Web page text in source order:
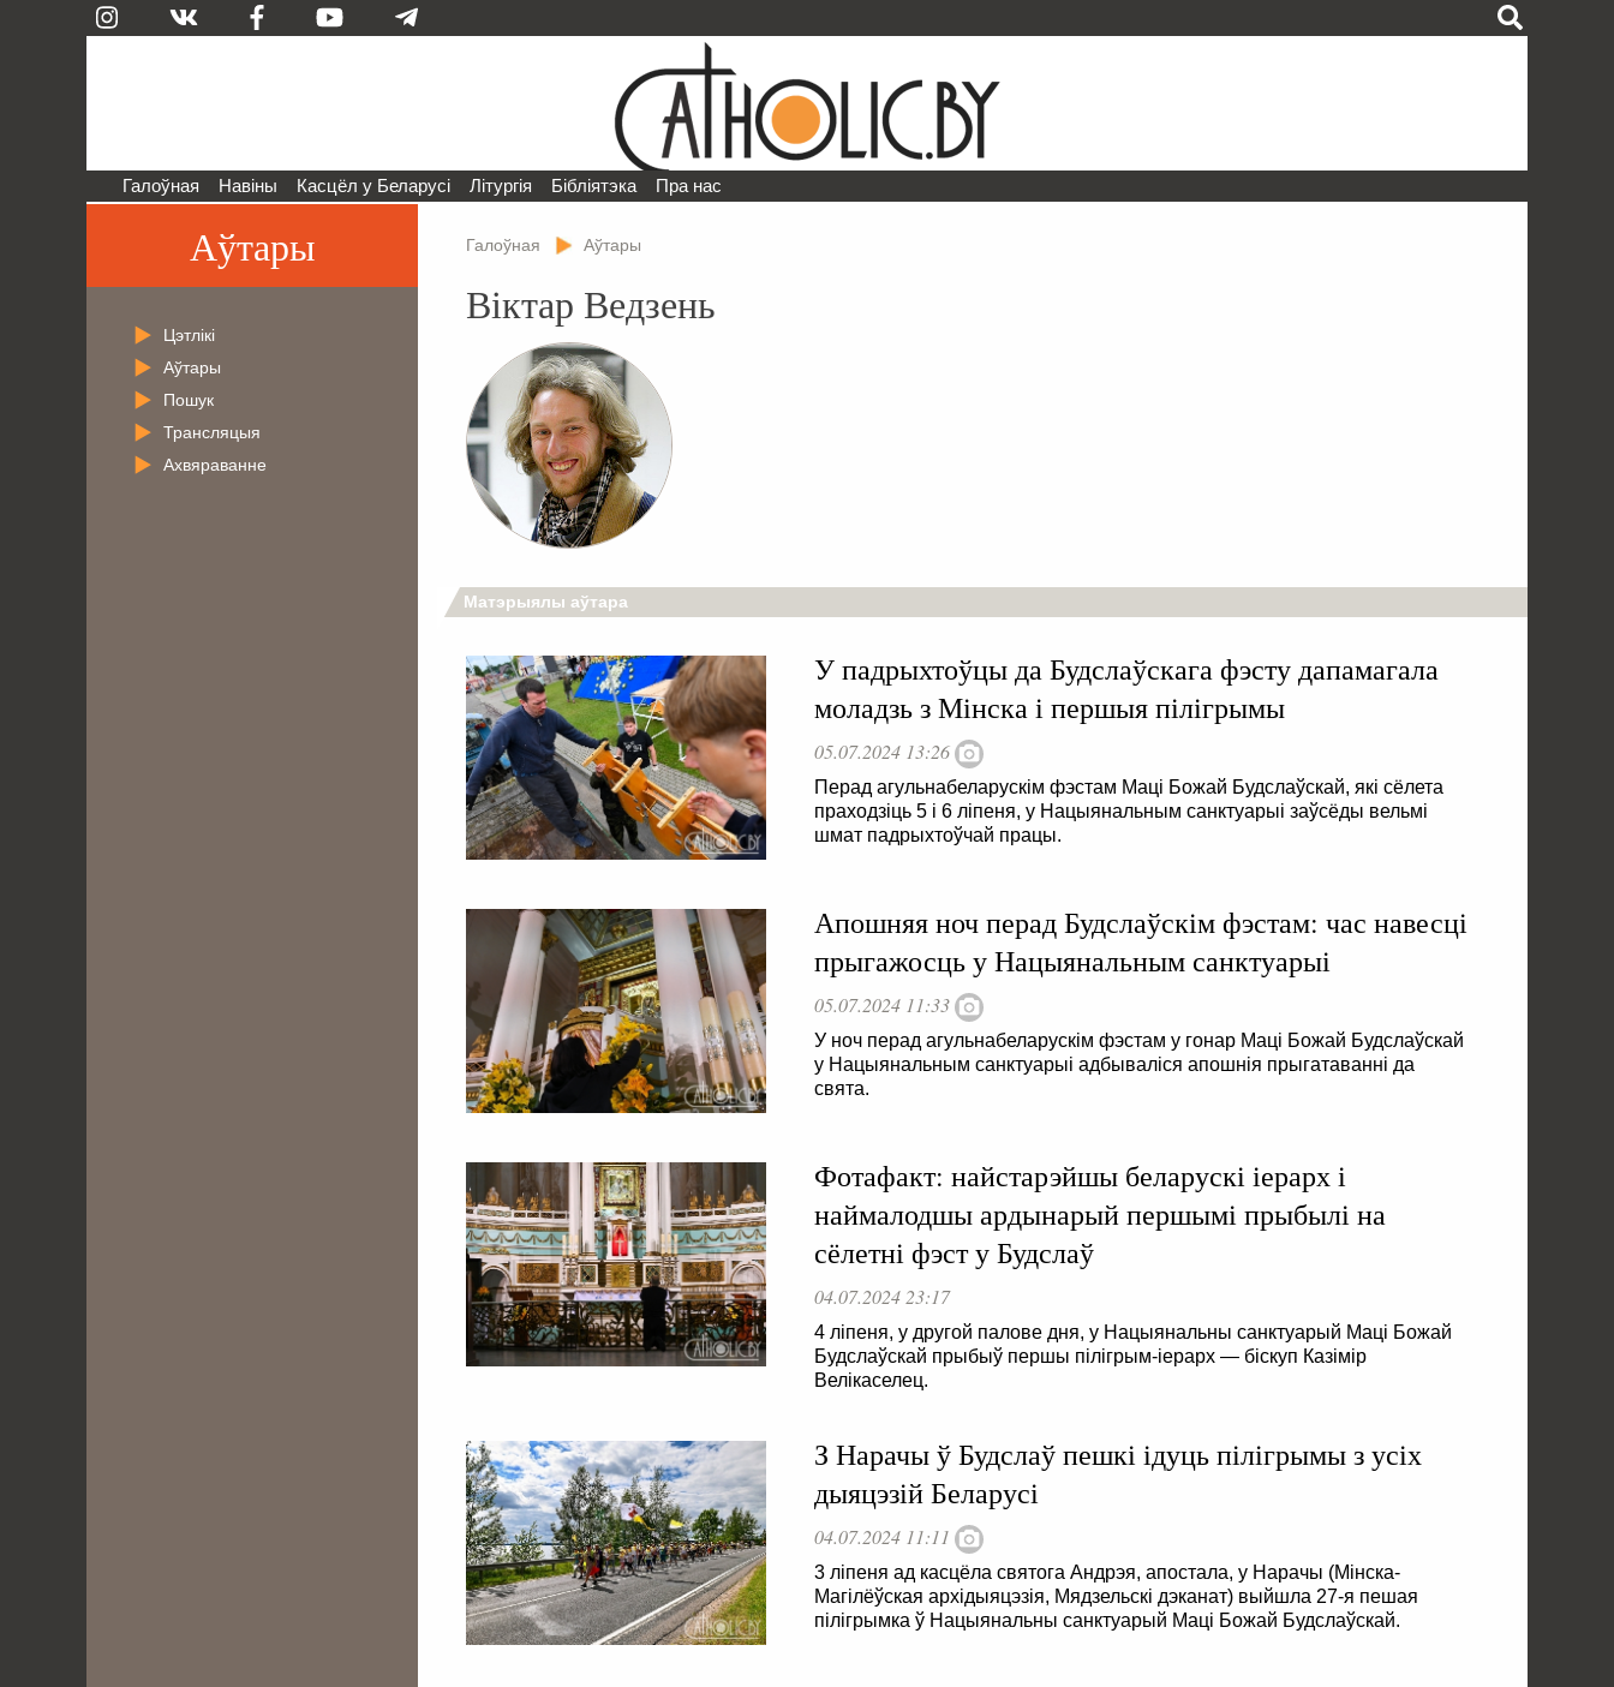
Галоўная Навіны Касцёл у Беларусі Літургія Бібліятэка Пра нас
Галоўная Аўтары
Віктар Ведзень
Матэрыялы аўтара
У падрыхтоўцы да Будслаўскага фэсту дапамагала
моладзь з Мінска і першыя пілігрымы
05.07.2024 13:26
Перад агульнабеларускім фэстам Маці Божай Будслаўскай, які сёлета
праходзіць 5 і 6 ліпеня, у Нацыянальным санктуарыі заўсёды вельмі
шмат падрыхтоўчай працы.
Апошняя ноч перад Будслаўскім фэстам: час навесці
прыгажосць у Нацыянальным санктуарыі
05.07.2024 11:33
У ноч перад агульнабеларускім фэстам у гонар Маці Божай Будслаўскай
у Нацыянальным санктуарыі адбываліся апошнія прыгатаванні да
свята.
Фотафакт: найстарэйшы беларускі іерарх і
наймалодшы ардынарый першымі прыбылі на
сёлетні фэст у Будслаў
04.07.2024 23:17
4 ліпеня, у другой палове дня, у Нацыянальны санктуарый Маці Божай
Будслаўскай прыбыў першы пілігрым-іерарх — біскуп Казімір
Велікаселец.
З Нарачы ў Будслаў пешкі ідуць пілігрымы з усіх
дыяцэзій Беларусі
04.07.2024 11:11
3 ліпеня ад касцёла святога Андрэя, апостала, у Нарачы (Мінска-
Магілёўская архідыяцэзія, Мядзельскі дэканат) выйшла 27-я пешая
пілігрымка ў Нацыянальны санктуарый Маці Божай Будслаўскай.
Аўтары
Цэтлікі
Аўтары
Пошук
Трансляцыя
Ахвяраванне